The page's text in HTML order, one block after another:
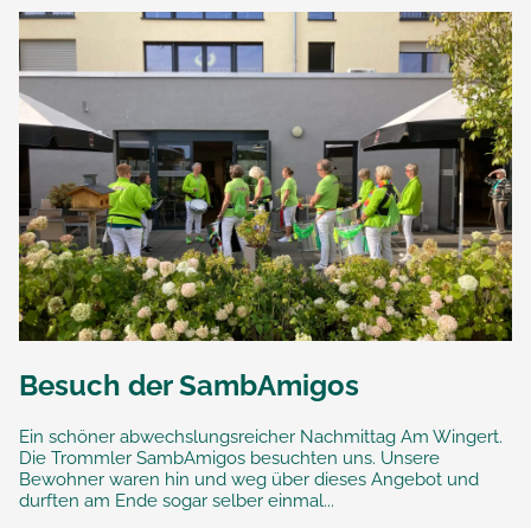
Besuch der SambAmigos
Ein schöner abwechslungsreicher Nachmittag Am Wingert.
Die Trommler SambAmigos besuchten uns. Unsere
Bewohner waren hin und weg über dieses Angebot und
durften am Ende sogar selber einmal...